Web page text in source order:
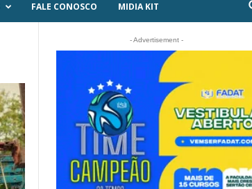
FALE CONOSCO MIDIA KIT
- Advertisement -